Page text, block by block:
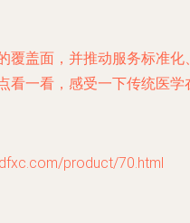
覆盖面，并推动服务标准
一看，感受一下传统医学
product/70.html